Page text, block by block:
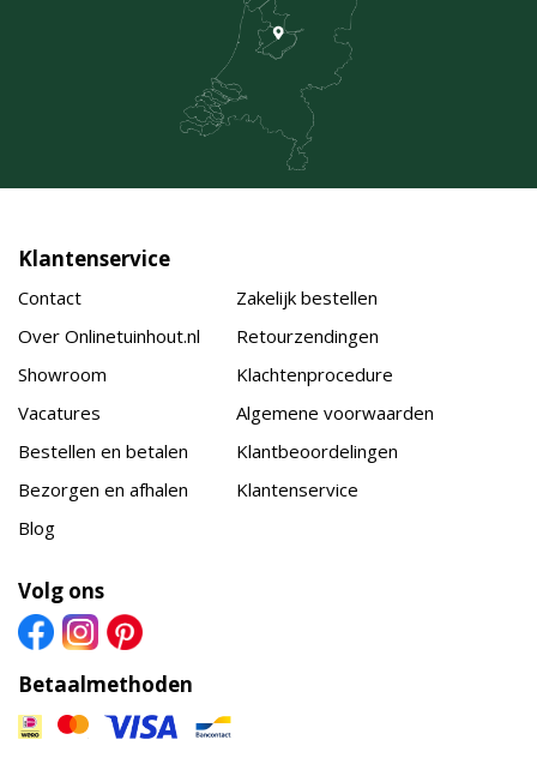
Klantenservice
Contact
Over Onlinetuinhout.nl
Showroom
Vacatures
Bestellen en betalen
Bezorgen en afhalen
Blog
Zakelijk bestellen
Retourzendingen
Klachtenprocedure
Algemene voorwaarden
Klantbeoordelingen
Klantenservice
Volg ons
Betaalmethoden